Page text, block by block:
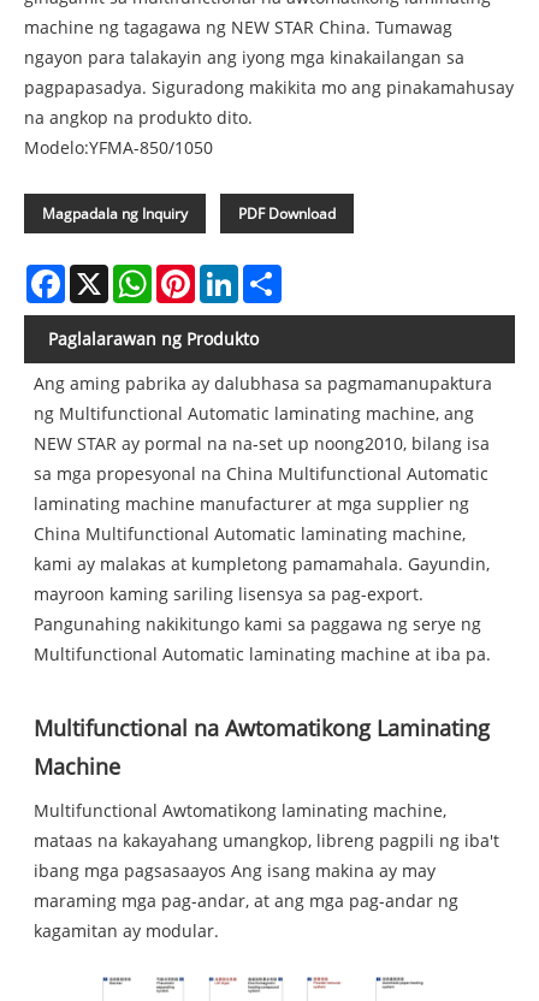
machine ng tagagawa ng NEW STAR China. Tumawag
ngayon para talakayin ang iyong mga kinakailangan sa
pagpapasadya. Siguradong makikita mo ang pinakamahusay
na angkop na produkto dito.
Modelo:YFMA-850/1050
Magpadala ng Inquiry PDF Download
Facebook
X WhatsAppPinterestLinkedIn
Paglalarawan ng Produkto
Ang aming pabrika ay dalubhasa sa pagmamanupaktura
ng Multifunctional Automatic laminating machine, ang
NEW STAR ay pormal na na-set up noong2010, bilang isa
sa mga propesyonal na China Multifunctional Automatic
laminating machine manufacturer at mga supplier ng
China Multifunctional Automatic laminating machine,
kami ay malakas at kumpletong pamamahala. Gayundin,
mayroon kaming sariling lisensya sa pag-export.
Pangunahing nakikitungo kami sa paggawa ng serye ng
Multifunctional Automatic laminating machine at iba pa.
Multifunctional na Awtomatikong Laminating
Machine
Multifunctional Awtomatikong laminating machine,
mataas na kakayahang umangkop, libreng pagpili ng iba't
ibang mga pagsasaayos Ang isang makina ay may
maraming mga pag-andar, at ang mga pag-andar ng
kagamitan ay modular.